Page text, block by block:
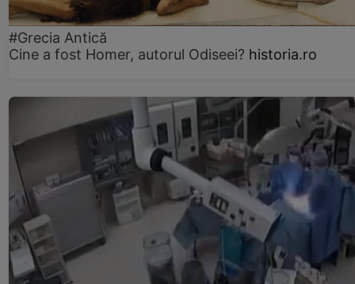
#Grecia Antică
Cine a fost Homer, autorul Odiseei? historia.ro